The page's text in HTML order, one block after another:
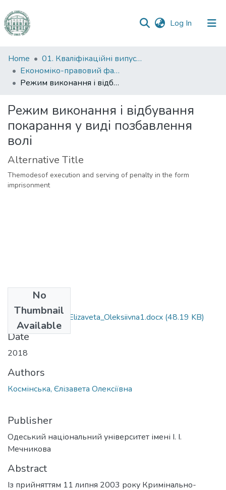
Log In (current)
Communities
&
Collections
Statistics
Home
01. Кваліфікаційні випускні роботи здобувачів вищої освіти
Економіко-правовий факультет
Режим виконання і відбування покарання у виді позбавлення волі
Режим виконання і відбування
покарання у виді позбавлення
волі
Alternative Title
Themodesof execution and serving of penalty in the form
imprisonment
No
Thumbnail
Available
081_Kosminska_Elizaveta_Oleksiivna1.docx (48.19 KB)
Date
2018
Authors
Космінська, Єлізавета Олексіївна
Publisher
Одеський національний університет імені І. І.
Мечникова
Abstract
Із прийняттям 11 липня 2003 року Кримінально-